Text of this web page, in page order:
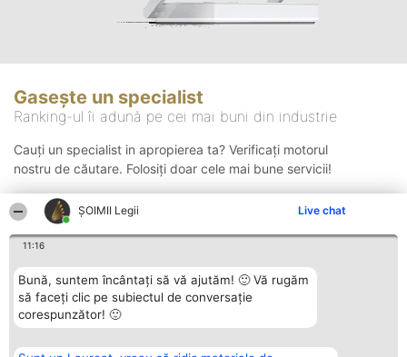
ȘOIMII Legii Live chat
11:16
Bună, suntem încântați să vă ajutăm! 🙂 Vă rugăm
să faceți clic pe subiectul de conversație
corespunzător! 🙂
Gasește un specialist
Ranking-ul îi adună pe cei mai buni din industrie
Cauți un specialist in apropierea ta? Verificați motorul
nostru de căutare. Folosiți doar cele mai bune servicii!